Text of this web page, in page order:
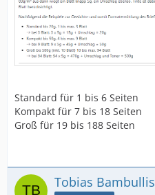
Standard für 1 bis 6 Seiten
Kompakt für 7 bis 18 Seiten
Groß für 19 bis 188 Seiten
Tobias Bambullis